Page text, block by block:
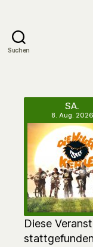
Suchen
SA.
8. Aug. 2026
Diese